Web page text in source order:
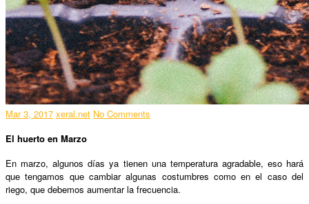
Mar 3, 2017 xeral.net No Comments
El huerto en Marzo
En marzo, algunos días ya tienen una temperatura agradable, eso hará
que tengamos que cambiar algunas costumbres como en el caso del
riego, que debemos aumentar la frecuencia.